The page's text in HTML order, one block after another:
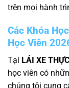
trên mọi hành
Các Khóa
Học Viên
Tại LÁI XE
học viên có
chúng tôi cung